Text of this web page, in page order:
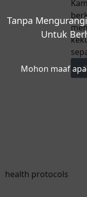
Tanpa
Untuk
Mohon maaf
health protocols